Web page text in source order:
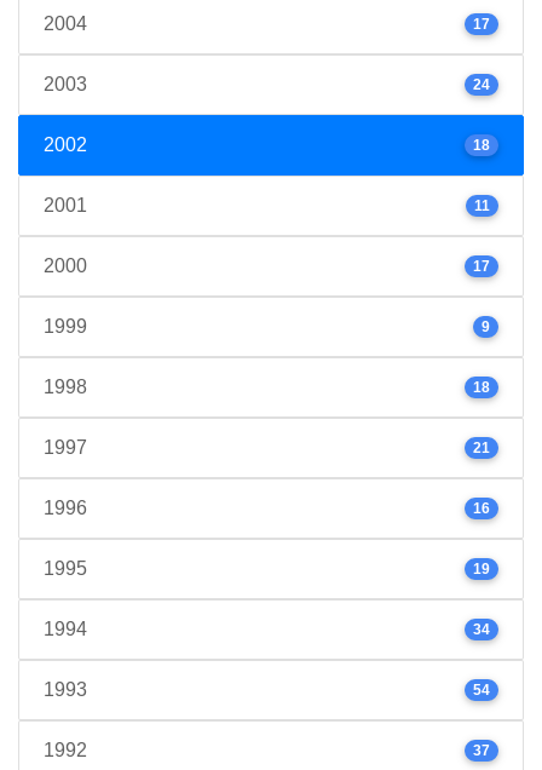
2004 17
2003 24
2002 18
2001 11
2000 17
1999 9
1998 18
1997 21
1996 16
1995 19
1994 34
1993 54
1992 37